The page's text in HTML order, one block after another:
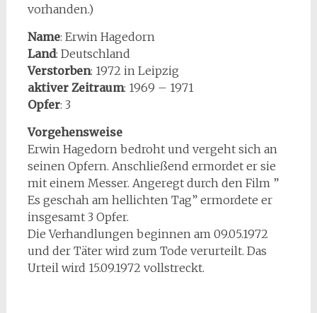
vorhanden.)
Name: Erwin Hagedorn
Land: Deutschland
Verstorben: 1972 in Leipzig
aktiver Zeitraum: 1969 – 1971
Opfer: 3
Vorgehensweise
Erwin Hagedorn bedroht und vergeht sich an
seinen Opfern. Anschließend ermordet er sie
mit einem Messer. Angeregt durch den Film ”
Es geschah am hellichten Tag” ermordete er
insgesamt 3 Opfer.
Die Verhandlungen beginnen am 09.05.1972
und der Täter wird zum Tode verurteilt. Das
Urteil wird 15.09.1972 vollstreckt.